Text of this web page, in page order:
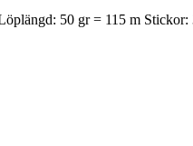
50 gr = 115 m